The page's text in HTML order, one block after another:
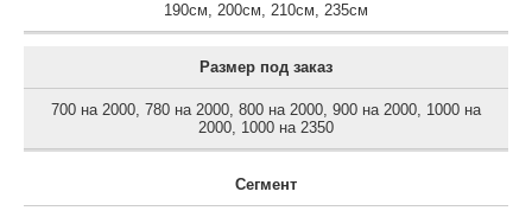
190см, 200см, 210см, 235см
Размер под заказ
700 на 2000, 780 на 2000, 800 на 2000, 900 на 2000, 1000 на
2000, 1000 на 2350
Сегмент